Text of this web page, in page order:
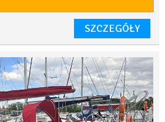
SZCZEGÓŁY